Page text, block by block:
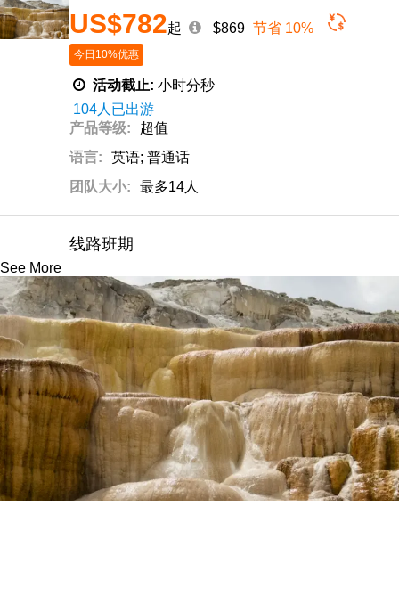
See More
US$782起 $869 节省 10%
今日10%优惠
活动截止: 小时分秒
104人已出游
产品等级:
超值
语言:
英语; 普通话
团队大小:
最多14人
线路班期
A
VIP10人小团
精选黄石国家公园园内酒店1晚＋
生态圈星空帐篷1晚
B 入住一晚